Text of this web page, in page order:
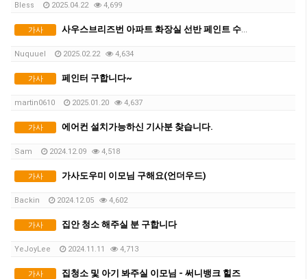
Bless 2025.04.22 4,699
가사 사우스브리즈번 아파트 화장실 선반 페인트 수리해주실 분
Nuquuel 2025.02.22 4,634
가사 페인터 구합니다~
martin0610 2025.01.20 4,637
가사 에어컨 설치가능하신 기사분 찾습니다.
Sam 2024.12.09 4,518
가사 가사도우미 이모님 구해요(언더우드)
Backin 2024.12.05 4,602
가사 집안 청소 해주실 분 구합니다
YeJoyLee 2024.11.11 4,713
가사 집청소 및 아기 봐주실 이모님 - 써니뱅크 힐즈